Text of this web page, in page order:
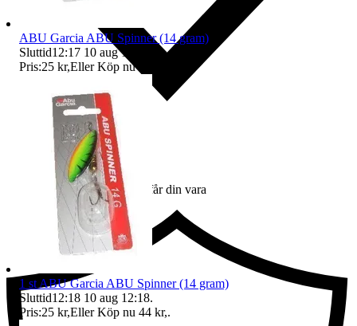
Ersättning om du inte får din vara
ABU Garcia ABU Spinner (14 gram)
Sluttid12:17 10 aug 12:17
Pris:25 kr,Eller Köp nu
1 st ABU Garcia ABU Spinner (14 gram)
Sluttid12:18 10 aug 12:18.
Pris:25 kr,Eller Köp nu 44 kr,.